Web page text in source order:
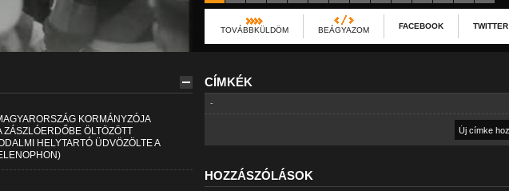
TOVÁBBKÜLDÖM BEÁGYAZOM FACEBOOK TWITTER
KORMÁNYZÓJA
ÖLTÖZÖTT
HELYTARTÓ ÜDVÖZÖLTE A
CÍMKÉK
-
HOZZÁSZÓLÁSOK